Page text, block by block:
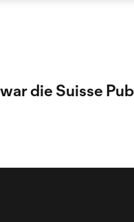
die Suisse